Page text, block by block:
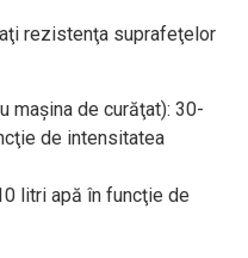
rezistenţa suprafeţelor
maşina de curăţat): 30-
de intensitatea
litri apă în funcţie de